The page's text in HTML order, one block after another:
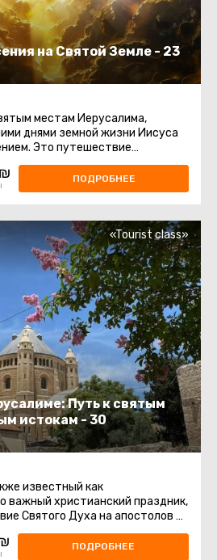
на Святой Земле - 23
днями земной жизни Иисуса
Это путешествие
смыслом ...
ПОДРОБНЕЕ
Путь к святым
истокам - 30
«Tourist class»
известный как
важный христианский праздник,
Святого Духа на апостолов и
других последователей Иисуса ...
ПОДРОБНЕЕ